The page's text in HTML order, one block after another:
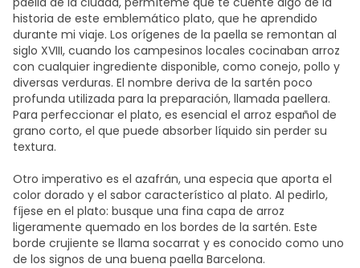
historia de este emblemático plato, que he aprendido
durante mi viaje. Los orígenes de la paella se remontan al
siglo XVIII, cuando los campesinos locales cocinaban arroz
con cualquier ingrediente disponible, como conejo, pollo y
diversas verduras. El nombre deriva de la sartén poco
profunda utilizada para la preparación, llamada paellera.
Para perfeccionar el plato, es esencial el arroz español de
grano corto, el que puede absorber líquido sin perder su
textura.
Otro imperativo es el azafrán, una especia que aporta el
color dorado y el sabor característico al plato. Al pedirlo,
fíjese en el plato: busque una fina capa de arroz
ligeramente quemado en los bordes de la sartén. Este
borde crujiente se llama socarrat y es conocido como uno
de los signos de una buena paella Barcelona.